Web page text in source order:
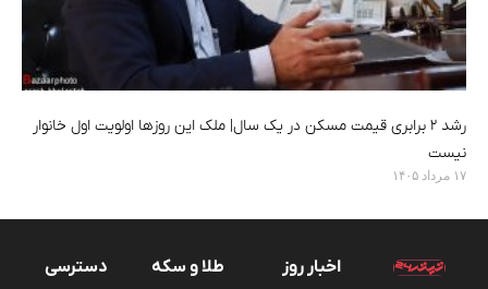
رشد ۲ برابری قیمت مسکن در یک سال| ملک این روزها اولویت اول خانوار
نیست
۱۷ مرداد ۱۴۰۵
اخبار روز طلا و سکه
دسترسی